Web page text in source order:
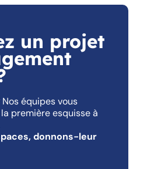
un projet
équipes vous
première esquisse à
donnons-leur